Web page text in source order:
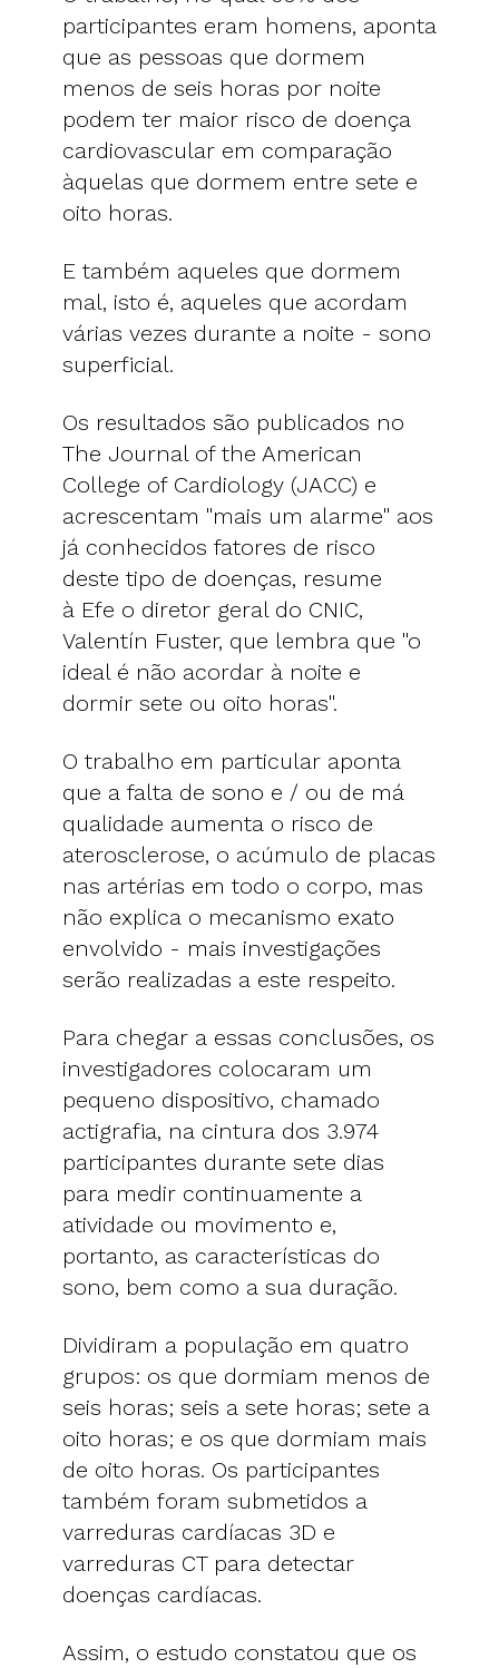
participantes eram homens, aponta
que as pessoas que dormem
menos de seis horas por noite
podem ter maior risco de doença
cardiovascular em comparação
àquelas que dormem entre sete e
oito horas.
E também aqueles que dormem
mal, isto é, aqueles que acordam
várias vezes durante a noite - sono
superficial.
Os resultados são publicados no
The Journal of the American
College of Cardiology (JACC) e
acrescentam "mais um alarme" aos
já conhecidos fatores de risco
deste tipo de doenças, resume
à Efe o diretor geral do CNIC,
Valentín Fuster, que lembra que "o
ideal é não acordar à noite e
dormir sete ou oito horas".
O trabalho em particular aponta
que a falta de sono e / ou de má
qualidade aumenta o risco de
aterosclerose, o acúmulo de placas
nas artérias em todo o corpo, mas
não explica o mecanismo exato
envolvido - mais investigações
serão realizadas a este respeito.
Para chegar a essas conclusões, os
investigadores colocaram um
pequeno dispositivo, chamado
actigrafia, na cintura dos 3.974
participantes durante sete dias
para medir continuamente a
atividade ou movimento e,
portanto, as características do
sono, bem como a sua duração.
Dividiram a população em quatro
grupos: os que dormiam menos de
seis horas; seis a sete horas; sete a
oito horas; e os que dormiam mais
de oito horas. Os participantes
também foram submetidos a
varreduras cardíacas 3D e
varreduras CT para detectar
doenças cardíacas.
Assim, o estudo constatou que os